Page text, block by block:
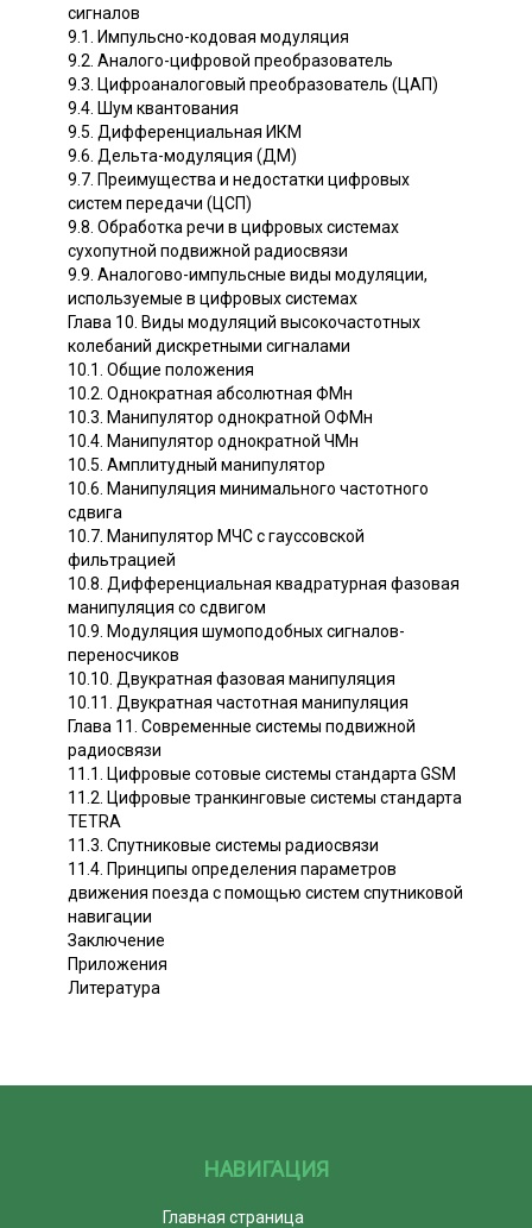
сигналов
9.1. Импульсно-кодовая модуляция
9.2. Аналого-цифровой преобразователь
9.3. Цифроаналоговый преобразователь (ЦАП)
9.4. Шум квантования
9.5. Дифференциальная ИКМ
9.6. Дельта-модуляция (ДМ)
9.7. Преимущества и недостатки цифровых
систем передачи (ЦСП)
9.8. Обработка речи в цифровых системах
сухопутной подвижной радиосвязи
9.9. Аналогово-импульсные виды модуляции,
используемые в цифровых системах
Глава 10. Виды модуляций высокочастотных
колебаний дискретными сигналами
10.1. Общие положения
10.2. Однократная абсолютная ФМн
10.3. Манипулятор однократной ОФМн
10.4. Манипулятор однократной ЧМн
10.5. Амплитудный манипулятор
10.6. Манипуляция минимального частотного
сдвига
10.7. Манипулятор МЧС с гауссовской
фильтрацией
10.8. Дифференциальная квадратурная фазовая
манипуляция со сдвигом
10.9. Модуляция шумоподобных сигналов-
переносчиков
10.10. Двукратная фазовая манипуляция
10.11. Двукратная частотная манипуляция
Глава 11. Современные системы подвижной
радиосвязи
11.1. Цифровые сотовые системы стандарта GSM
11.2. Цифровые транкинговые системы стандарта
TETRA
11.3. Спутниковые системы радиосвязи
11.4. Принципы определения параметров
движения поезда с помощью систем спутниковой
навигации
Заключение
Приложения
Литература
НАВИГАЦИЯ
Главная страница